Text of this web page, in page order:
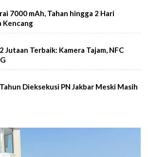
7000 mAh, Tahan hingga 2 Hari
Kencang
Jutaan Terbaik: Kamera Tajam, NFC
Dieksekusi PN Jakbar Meski Masih